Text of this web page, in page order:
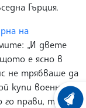
Гърция.
на
„И двете
е ясно в
не трябваше да
купи военна
прави, той ни